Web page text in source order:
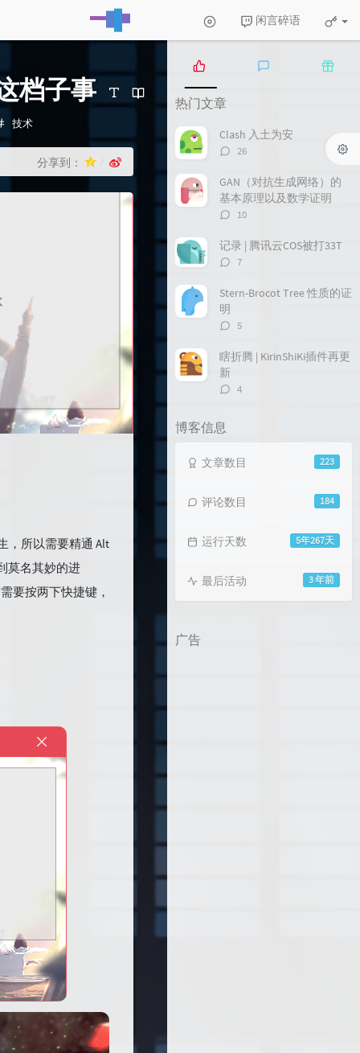
闲言碎语
档子事
分
技术
分享到：
，所以需要精通 Alt
莫名其妙的进
要按两下快捷键，
热
门
章
论
热门文章
Clash 入土为安
评
数：
26
GAN（对抗生成网络）的
基本原理以及数学证明
评
数：
10
记录 | 腾讯云COS被打33T
评
数：
7
Stern-Brocot Tree 性质的证
明
评
数：
5
瞎折腾 | KirinShiKi插件再更
新
评
4
博客信息
223
文章数目
184
评论数目
5年267天
运行天数
3 年前
最后活动
广告